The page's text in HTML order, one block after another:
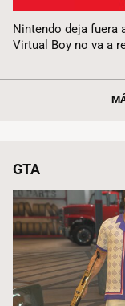
Nintendo deja fuera
Virtual Boy no va a
GTA